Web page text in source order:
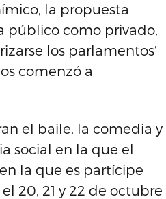
la propuesta
público como privado,
los parlamentos’
comenzó a
el baile, la comedia y
social en la que el
la que es partícipe
20, 21 y 22 de octubre